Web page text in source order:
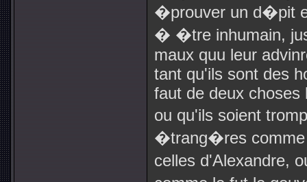
�prouver un d�pit
� �tre inhumain,
maux quu leur
tant qu'ils sont des
faut de deux
ou qu'ils soient
�trang�res comme
celles d'Alexandre,